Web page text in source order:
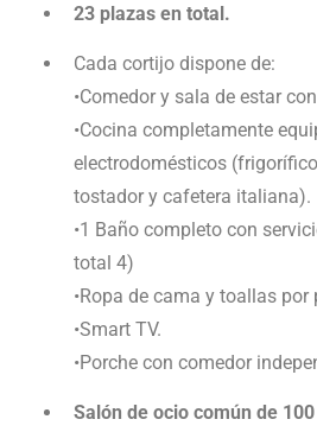
23 plazas en total.
Cada cortijo dispone de:
•Comedor y sala de estar
•Cocina completamente
electrodomésticos
tostador y cafetera italiana).
•1 Baño completo con
total 4)
•Ropa de cama y toallas por
•Smart TV.
•Porche con comedor
Salón de ocio común de